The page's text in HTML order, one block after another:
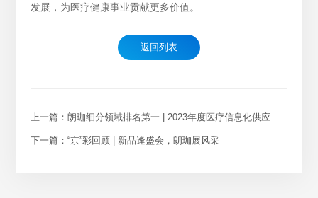
发展，为医疗健康事业贡献更多价值。
返回列表
上一篇：朗珈细分领域排名第一 | 2023年度医疗信息化供应商满意度调查权威发布
下一篇：“京”彩回顾 | 新品逢盛会，朗珈展风采